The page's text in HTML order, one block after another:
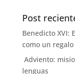
Post
Benedicto XVI:
como un regalo
Adviento:
lenguas